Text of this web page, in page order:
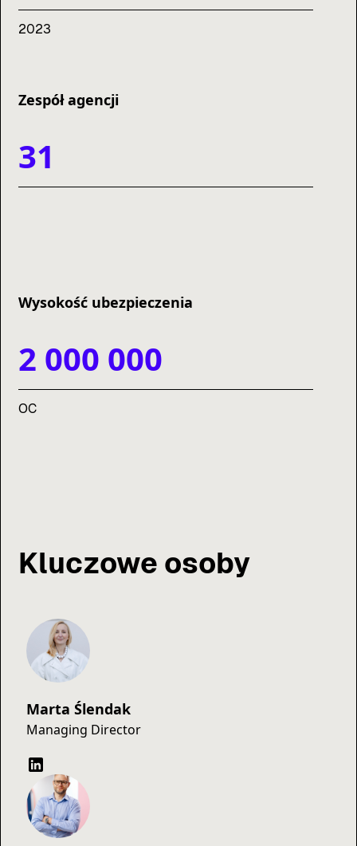
2023
Zespół agencji
31
Wysokość ubezpieczenia
2 000 000
OC
Kluczowe osoby
Marta Ślendak
Managing Director